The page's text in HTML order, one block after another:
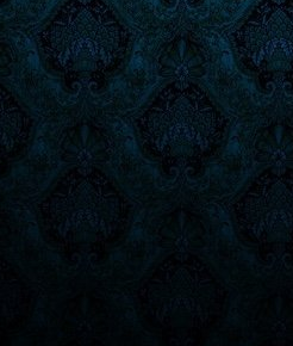
5:
SOMBRAS
SOBRE
cantidad